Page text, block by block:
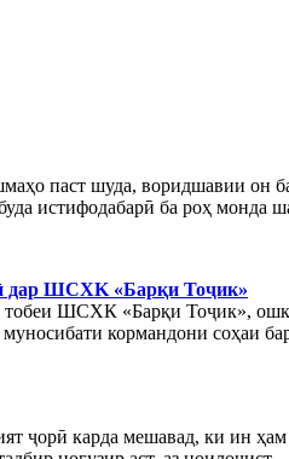
паст шуда, воридшавии он
истифодабарӣ ба роҳ монда
дар ШCXK «Барқи Тоҷик»
тобеи ШСХК «Барқи Тоҷик»,
муносибати кормандони
ҷорӣ карда мешавад, ки ин